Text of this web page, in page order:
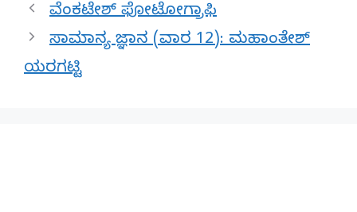
ವೆಂಕಟೇಶ್ ಫೋಟೋಗ್ರಾಫಿ
ಸಾಮಾನ್ಯ ಜ್ಞಾನ (ವಾರ 12): ಮಹಾಂತೇಶ್
ಯರಗಟ್ಟಿ